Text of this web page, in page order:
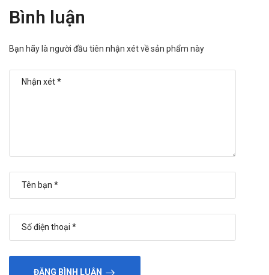
Oxy liệu pháp: Tăng độc phổi, tránh dùng đồng thời hoặc
ngay sau bleomycin.
trùng.
Sản phẩm tương tự
Bình luận
Bạn hãy là người đầu tiên nhận xét về sản phẩm này
ĐĂNG BÌNH LUẬN